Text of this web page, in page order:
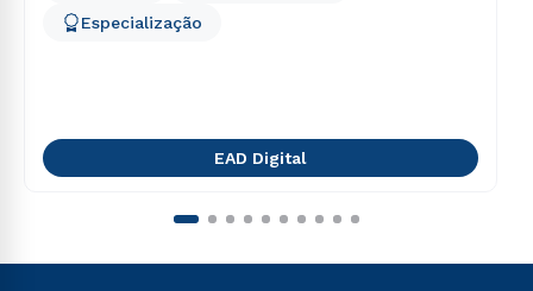
Especialização
EAD Digital